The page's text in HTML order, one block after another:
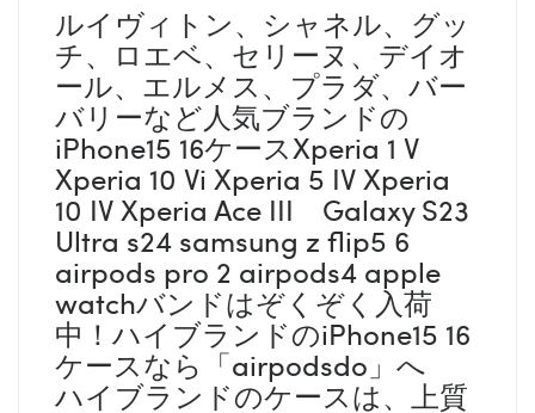
ルイヴィトン、シャネル、グッ
チ、ロエベ、セリーヌ、デイオ
ール、エルメス、プラダ、バー
バリーなど人気ブランドの
iPhone15 16ケースXperia 1 V
Xperia 10 Vi Xperia 5 IV Xperia
10 IV Xperia Ace III Galaxy S23
Ultra s24 samsung z flip5 6
airpods pro 2 airpods4 apple
watchバンドはぞくぞく入荷
中！ハイブランドのiPhone15 16
ケースなら「airpodsdo」へ
ハイブランドのケースは、上質